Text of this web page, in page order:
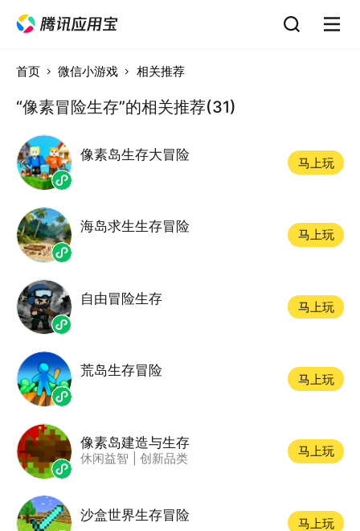
首页 微信小游戏 相关推荐
“像素冒险生存”的相关推荐(31)
像素岛生存大冒险
马上玩
海岛求生生存冒险
马上玩
自由冒险生存
马上玩
荒岛生存冒险
马上玩
像素岛建造与生存
休闲益智 创新品类
马上玩
沙盒世界生存冒险
马上玩